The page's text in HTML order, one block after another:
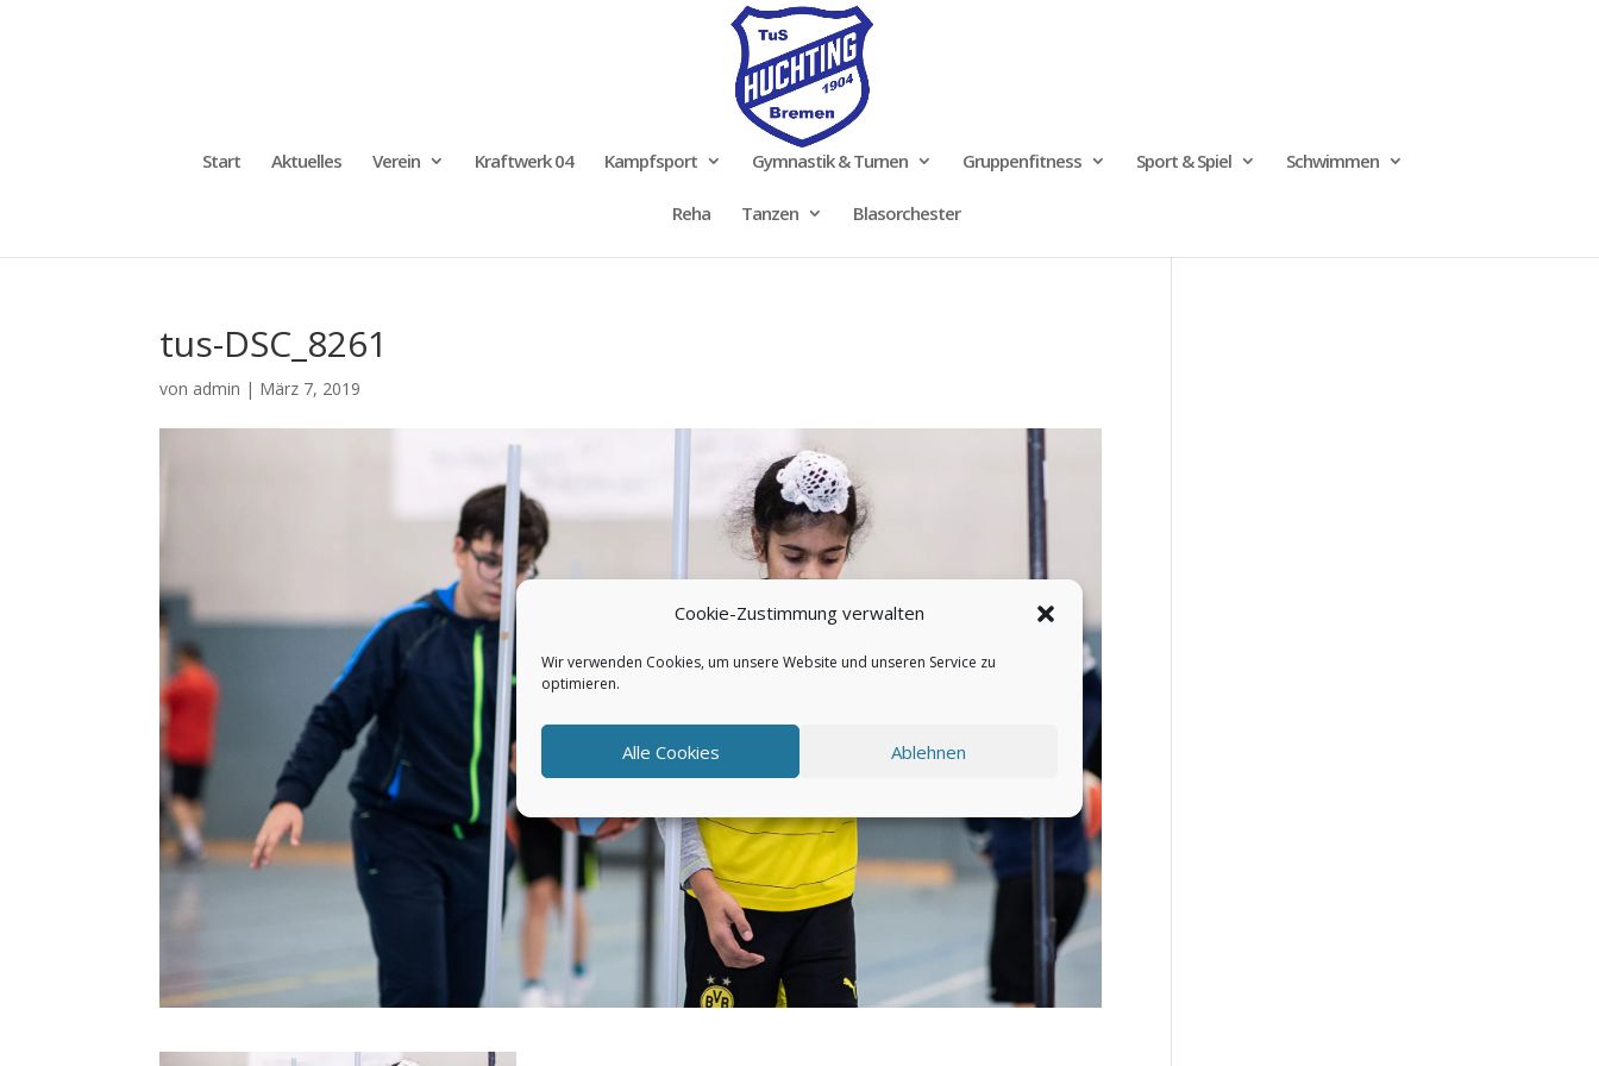
Cookie-Zustimmung verwalten
Wir verwenden Cookies, um unsere Website und unseren Service zu
optimieren.
Alle Cookies Ablehnen
Start Aktuelles Verein Kraftwerk 04 Kampfsport Gymnastik & Turnen Gruppenfitness Sport & Spiel Schwimmen
Reha Tanzen Blasorchester
tus-DSC_8261
von admin | März 7, 2019